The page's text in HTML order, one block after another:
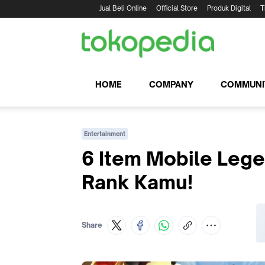
Jual Beli Online Official Store Produk Digital
HOME COMPANY
Entertainment
6 Item Mobile
Rank Kamu!
Share